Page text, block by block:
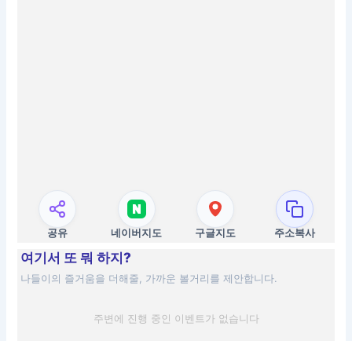
공유 네이버지도 구글지도 주소복사
여기서 또 뭐 하지?
나들이의 즐거움을 더해줄, 가까운 볼거리를 제안합니다.
주변에 진행 중인 이벤트가 없습니다